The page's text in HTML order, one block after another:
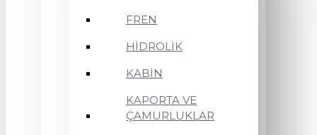
FREN
HİDROLİK
KABİN
KAPORTA VE
ÇAMURLUKLAR